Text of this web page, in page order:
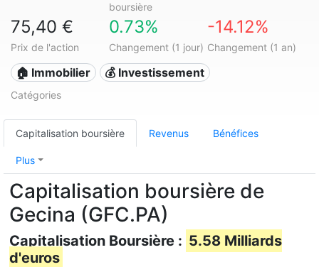
boursière
75,40 €
Prix de l'action
0.73%
Changement (1 jour)
-14.12%
Changement (1 an)
🏠 Immobilier 💰 Investissement
Catégories
Capitalisation boursière Revenus Bénéfices
Plus
Capitalisation boursière de
Gecina (GFC.PA)
Capitalisation Boursière : 5.58 Milliards
d'euros